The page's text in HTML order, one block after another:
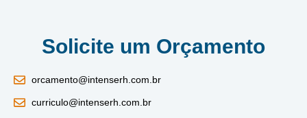
Solicite um Orçamento
orcamento@intenserh.com.br
curriculo@intenserh.com.br